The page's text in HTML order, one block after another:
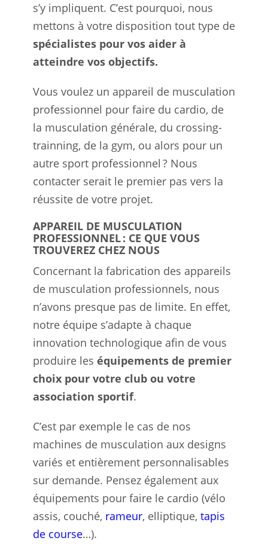
s’y impliquent. C’est pourquoi, nous
mettons à votre disposition tout type de
spécialistes pour vos aider à
atteindre vos objectifs.
Vous voulez un appareil de musculation
professionnel pour faire du cardio, de
la musculation générale, du crossing-
trainning, de la gym, ou alors pour un
autre sport professionnel ? Nous
contacter serait le premier pas vers la
réussite de votre projet.
APPAREIL DE MUSCULATION
PROFESSIONNEL : CE QUE VOUS
TROUVEREZ CHEZ NOUS
Concernant la fabrication des appareils
de musculation professionnels, nous
n’avons presque pas de limite. En effet,
notre équipe s’adapte à chaque
innovation technologique afin de vous
produire les équipements de premier
choix pour votre club ou votre
association sportif.
C’est par exemple le cas de nos
machines de musculation aux designs
variés et entièrement personnalisables
sur demande. Pensez également aux
équipements pour faire le cardio (vélo
assis, couché, rameur, elliptique, tapis
de course…).